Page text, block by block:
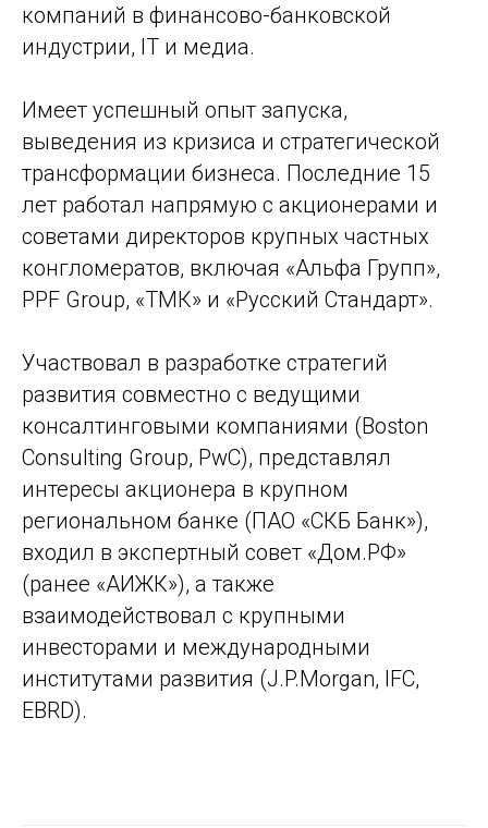
компаний в финансово-банковской
индустрии, IT и медиа.
Имеет успешный опыт запуска,
выведения из кризиса и стратегической
трансформации бизнеса. Последние 15
лет работал напрямую с акционерами и
советами директоров крупных частных
конгломератов, включая «Альфа Групп»,
PPF Group, «ТМК» и «Русский Стандарт».
Участвовал в разработке стратегий
развития совместно с ведущими
консалтинговыми компаниями (Boston
Consulting Group, PwC), представлял
интересы акционера в крупном
региональном банке (ПАО «СКБ Банк»),
входил в экспертный совет «Дом.РФ»
(ранее «АИЖК»), а также
взаимодействовал с крупными
инвесторами и международными
институтами развития (J.P.Morgan, IFC,
EBRD).